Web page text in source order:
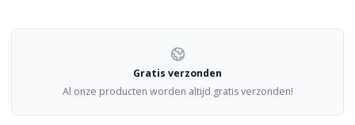
Gratis verzonden
Al onze producten worden altijd gratis verzonden!